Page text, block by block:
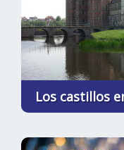
Los castillos